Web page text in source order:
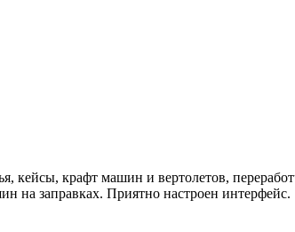
кейсы, крафт машин и вертолетов,
на заправках. Приятно настроен интерфейс.